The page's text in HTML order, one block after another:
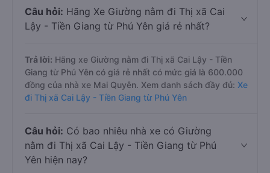
Câu hỏi: Hãng Xe Giường nằm đi Thị xã Cai
Lậy - Tiền Giang từ Phú Yên giá rẻ nhất?
Trả lời: Hãng xe Giường nằm đi Thị xã Cai Lậy - Tiền
Giang từ Phú Yên có giá rẻ nhất có mức giá là 600.000
đồng của nhà xe Mai Quyên. Xem danh sách đầy đủ: Xe
đi Thị xã Cai Lậy - Tiền Giang từ Phú Yên
Câu hỏi: Có bao nhiêu nhà xe có Giường
nằm đi Thị xã Cai Lậy - Tiền Giang từ Phú
Yên hiện nay?